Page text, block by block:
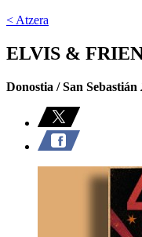
< Atzera
ELVIS &
Donostia / San Sebastián